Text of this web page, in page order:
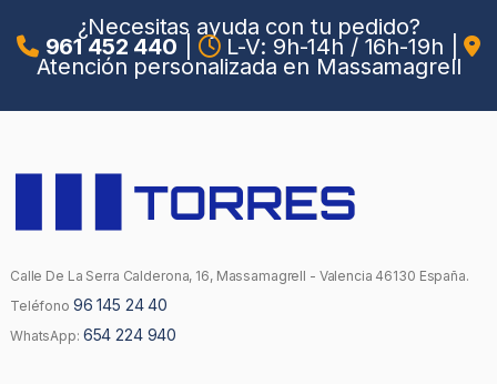
¿Necesitas ayuda con tu pedido?
961 452 440 L-V: 9h-14h / 16h-19h
Atención personalizada en Massamagrell
Calle De La Serra Calderona, 16, Massamagrell - Valencia 46130 España.
Teléfono 96 145 24 40
WhatsApp: 654 224 940